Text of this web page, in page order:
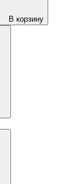
В корзину